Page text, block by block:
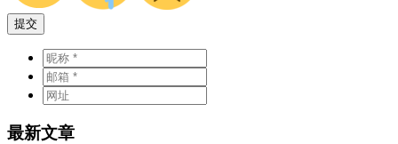
提交
最新文章